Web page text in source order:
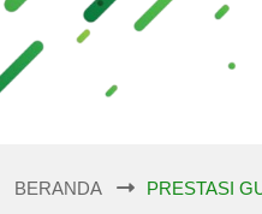
BERANDA PRESTASI